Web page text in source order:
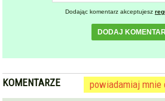
Dodając komentarz akceptujesz
DODAJ
KOMENTARZE powiadamiaj mnie